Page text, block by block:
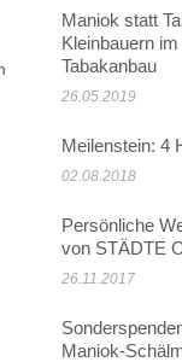
Maniok statt
Kleinbauern
Tabakanbau
26.05.2019
Meilenstein: 4
02.08.2018
Persönliche
von STÄDTE
26.11.2017
Maniok-